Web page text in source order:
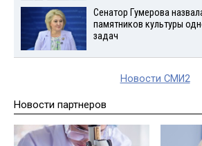
Сенатор Гумерова
памятников культуры
задач
Новости СМИ2
Новости партнеров